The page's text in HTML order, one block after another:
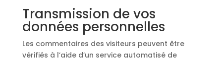
Transmission de vos
données personnelles
Les commentaires des visiteurs peuvent être
vérifiés à l’aide d’un service automatisé de